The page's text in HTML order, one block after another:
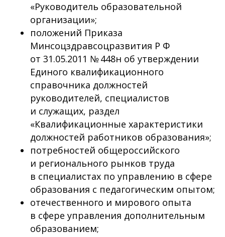
«Руководитель образовательной
организации»;
положений Приказа
Минсоцздравсоцразвития Р Ф
от 31.05.2011 № 448н об утверждении
Единого квалификационного
справочника должностей
руководителей, специалистов
и служащих, раздел
«Квалификационные характеристики
должностей работников образования»;
потребностей общероссийского
и регионального рынков труда
в специалистах по управлению в сфере
образования с педагогическим опытом;
отечественного и мирового опыта
в сфере управления дополнительным
образованием;